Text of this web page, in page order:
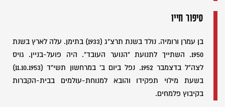
סיפור חייו
בן עמרן ורומיה. נולד בשנת תרצ"ג (1933) בתימן. עלה לארץ בשנת
1950. השתייך לתנועת "הנוער העובד". היה פועל-בניין. גויס
לצה"ל בדצמבר 1952. נפל ביום ב' במרחשון תשי"ד (11.10.1953)
בשעת מילוי תפקידו והובא למנוחת-עולמים בבית-הקברות
בקיבוץ פלמחים.